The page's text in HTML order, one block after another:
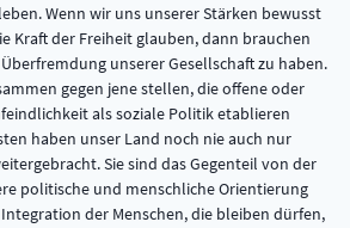
Wenn wir uns unserer Stärken bewusst
Kraft der Freiheit glauben, dann brauchen
unserer Gesellschaft zu haben.
gegen jene stellen, die offene oder
als soziale Politik etablieren
haben unser Land noch nie auch nur
Sie sind das Gegenteil von der
politische und menschliche Orientierung
der Menschen, die bleiben dürfen,